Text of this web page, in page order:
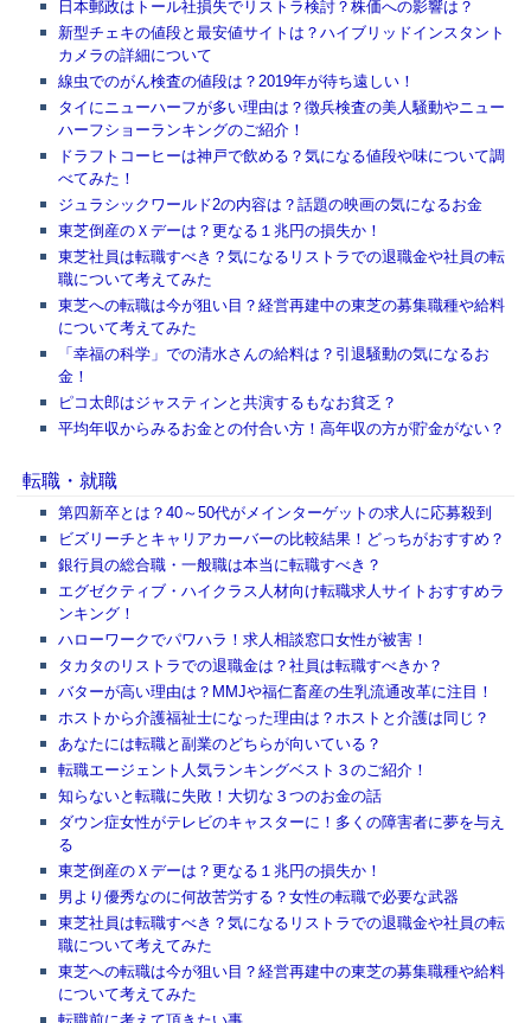
日本郵政はトール社損失でリストラ検討？株価への影響は？
新型チェキの値段と最安値サイトは？ハイブリッドインスタント
カメラの詳細について
線虫でのがん検査の値段は？2019年が待ち遠しい！
タイにニューハーフが多い理由は？徴兵検査の美人騒動やニュー
ハーフショーランキングのご紹介！
ドラフトコーヒーは神戸で飲める？気になる値段や味について調
べてみた！
ジュラシックワールド2の内容は？話題の映画の気になるお金
東芝倒産のＸデーは？更なる１兆円の損失か！
東芝社員は転職すべき？気になるリストラでの退職金や社員の転
職について考えてみた
東芝への転職は今が狙い目？経営再建中の東芝の募集職種や給料
について考えてみた
「幸福の科学」での清水さんの給料は？引退騒動の気になるお
金！
ピコ太郎はジャスティンと共演するもなお貧乏？
平均年収からみるお金との付合い方！高年収の方が貯金がない？
転職・就職
第四新卒とは？40～50代がメインターゲットの求人に応募殺到
ビズリーチとキャリアカーバーの比較結果！どっちがおすすめ？
銀行員の総合職・一般職は本当に転職すべき？
エグゼクティブ・ハイクラス人材向け転職求人サイトおすすめラ
ンキング！
ハローワークでパワハラ！求人相談窓口女性が被害！
タカタのリストラでの退職金は？社員は転職すべきか？
バターが高い理由は？MMJや福仁畜産の生乳流通改革に注目！
ホストから介護福祉士になった理由は？ホストと介護は同じ？
あなたには転職と副業のどちらが向いている？
転職エージェント人気ランキングベスト３のご紹介！
知らないと転職に失敗！大切な３つのお金の話
ダウン症女性がテレビのキャスターに！多くの障害者に夢を与え
る
東芝倒産のＸデーは？更なる１兆円の損失か！
男より優秀なのに何故苦労する？女性の転職で必要な武器
東芝社員は転職すべき？気になるリストラでの退職金や社員の転
職について考えてみた
東芝への転職は今が狙い目？経営再建中の東芝の募集職種や給料
について考えてみた